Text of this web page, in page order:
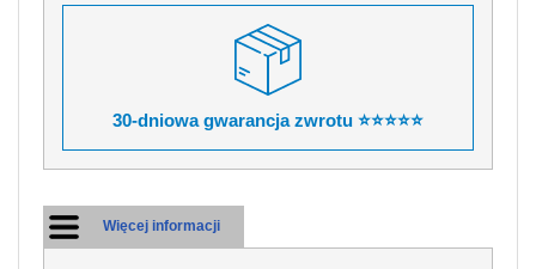
30-dniowa gwarancja zwrotu ⭐⭐⭐⭐⭐
Więcej informacji